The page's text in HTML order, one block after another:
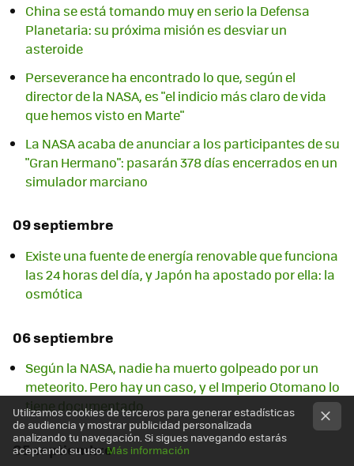
China se está tomando muy en serio la Defensa
Planetaria: su próxima misión es desviar un
asteroide
Perseverance ha encontrado lo que, según el
director de la NASA, es "el indicio más claro de vida
que hemos visto en Marte"
La NASA acaba de anunciar a los participantes de su
"Gran Hermano": pasarán 378 días encerrados en un
simulador marciano
09 septiembre
Existe una fuente de energía renovable que funciona
las 24 horas del día, y Japón ha apostado por ella: la
osmótica
06 septiembre
Según la NASA, nadie ha muerto golpeado por un
meteorito. Pero hay un caso, y el Imperio Otomano lo
tiene documentado
05 septiembre
Utilizamos cookies de terceros para generar estadísticas
de audiencia y mostrar publicidad personalizada
analizando tu navegación. Si sigues navegando estarás
aceptando su uso.Más información